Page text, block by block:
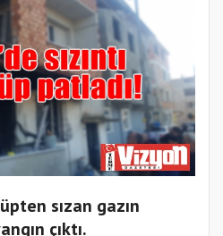
sızan gazın
çıktı.